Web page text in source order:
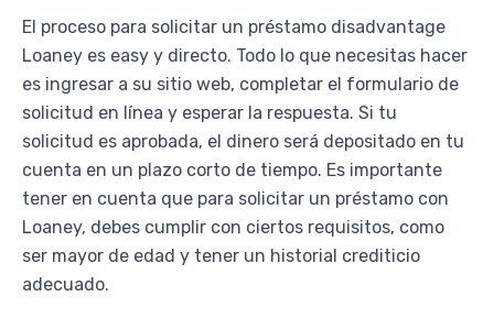
El proceso para solicitar un préstamo disadvantage
Loaney es easy y directo. Todo lo que necesitas hacer
es ingresar a su sitio web, completar el formulario de
solicitud en línea y esperar la respuesta. Si tu
solicitud es aprobada, el dinero será depositado en tu
cuenta en un plazo corto de tiempo. Es importante
tener en cuenta que para solicitar un préstamo con
Loaney, debes cumplir con ciertos requisitos, como
ser mayor de edad y tener un historial crediticio
adecuado.